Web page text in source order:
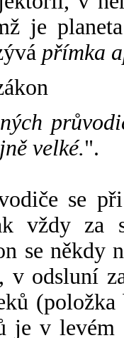
je
přímka
velké.".
se
vždy za
se někdy
odsluní
je v